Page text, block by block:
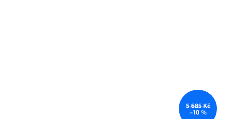
5 685 Kč
–10 %